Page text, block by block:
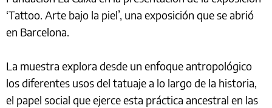
‘Tattoo. Arte bajo la piel’, una exposición que se abrió
en Barcelona.
La muestra explora desde un enfoque antropológico
los diferentes usos del tatuaje a lo largo de la historia,
el papel social que ejerce esta práctica ancestral en las